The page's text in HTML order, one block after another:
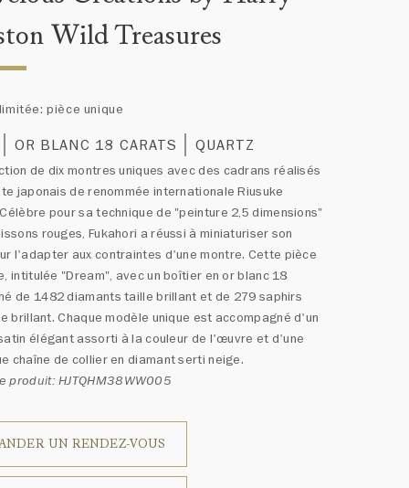
Wild Treasures
pièce unique
OR BLANC 18 CARATS QUARTZ
de dix montres uniques avec des cadrans réalisés
japonais de renommée internationale Riusuke
pour sa technique de "peinture 2,5 dimensions"
rouges, Fukahori a réussi à miniaturiser son
l'adapter aux contraintes d'une montre. Cette pièce
intitulée "Dream", avec un boîtier en or blanc 18
de 1482 diamants taille brillant et de 279 saphirs
brillant. Chaque modèle unique est accompagné d'un
élégant assorti à la couleur de l'œuvre et d'une
chaîne de collier en diamant serti neige.
produit: HJTQHM38WW005
UN RENDEZ-VOUS